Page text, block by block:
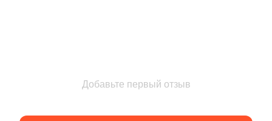
Добавьте первый отзыв